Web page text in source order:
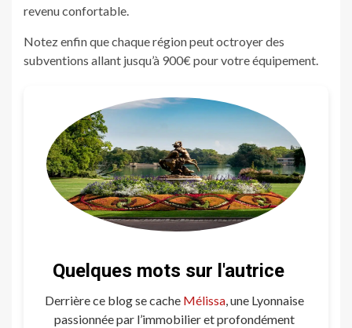
revenu confortable.
Notez enfin que chaque région peut octroyer des
subventions allant jusqu’à 900€ pour votre équipement.
Quelques mots sur l'autrice
Derrière ce blog se cache Mélissa, une Lyonnaise
passionnée par l’immobilier et profondément